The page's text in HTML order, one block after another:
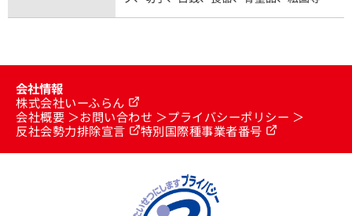
会社情報
株式会社いーふらん
会社概要
お問い合わせ
プライバシーポリシー
反社会勢力排除宣言
特別国際種事業者番号